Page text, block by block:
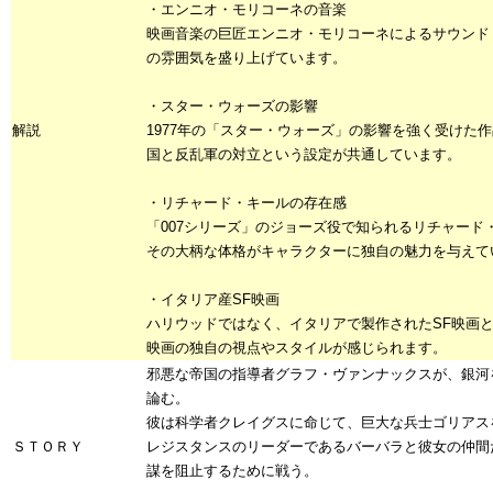
解説
・エンニオ・モリコーネの音楽
映画音楽の巨匠エンニオ・モリコーネによるサウン
の雰囲気を盛り上げています。
・スター・ウォーズの影響
1977年の「スター・ウォーズ」の影響を強く受けた
国と反乱軍の対立という設定が共通しています。
・リチャード・キールの存在感
「007シリーズ」のジョーズ役で知られるリチャード
その大柄な体格がキャラクターに独自の魅力を与え
・イタリア産SF映画
ハリウッドではなく、イタリアで製作されたSF映画
映画の独自の視点やスタイルが感じられます。
ＳＴＯＲＹ
邪悪な帝国の指導者グラフ・ヴァンナックスが、銀
論む。
彼は科学者クレイグスに命じて、巨大な兵士ゴリア
レジスタンスのリーダーであるバーバラと彼女の仲
謀を阻止するために戦う。